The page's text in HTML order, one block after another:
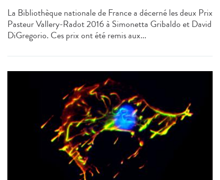
La Bibliothèque nationale de France a décerné les deux Prix
Pasteur Vallery-Radot 2016 à Simonetta Gribaldo et David
DiGregorio. Ces prix ont été remis aux...